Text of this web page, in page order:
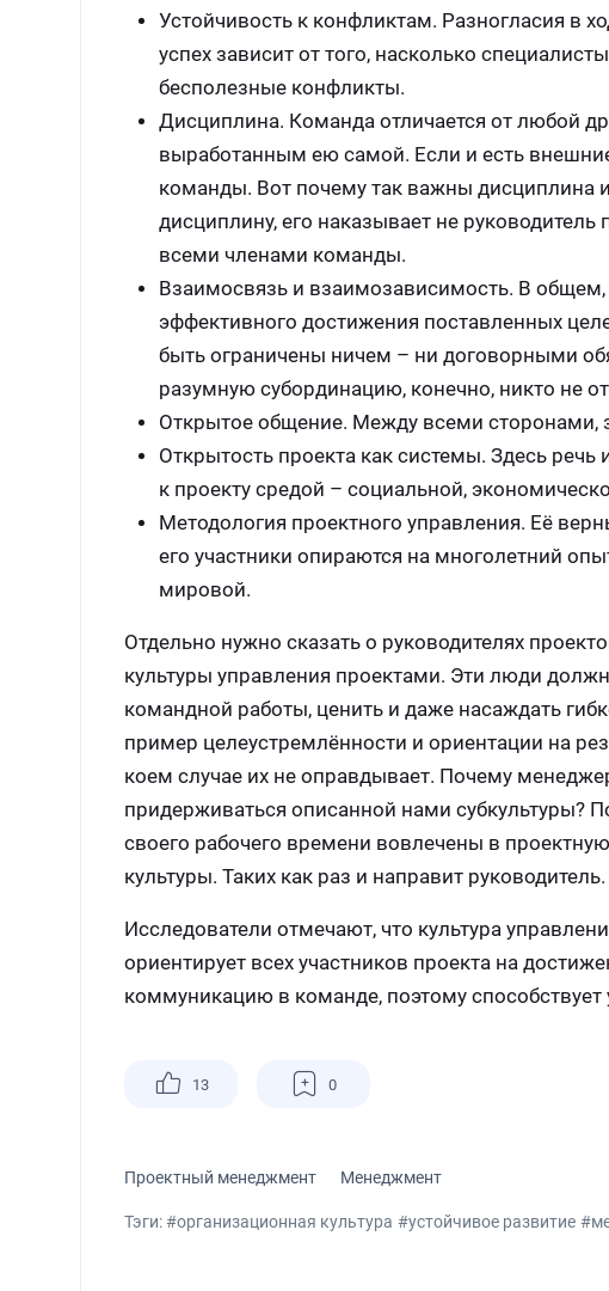
Устойчивость к конфликтам. Разногласия в
успех зависит от того, насколько
бесполезные конфликты.
Дисциплина. Команда отличается от любой
выработанным ею самой. Если и есть
команды. Вот почему так важны дисциплина
дисциплину, его наказывает не
всеми членами команды.
Взаимосвязь и взаимозависимость. В общем,
эффективного достижения поставленных
быть ограничены ничем – ни договорными
разумную субординацию, конечно, никто не
Открытое общение. Между всеми сторонами,
Открытость проекта как системы. Здесь
к проекту средой – социальной,
Методология проектного управления. Её
его участники опираются на многолетний
мировой.
Отдельно нужно сказать о руководителях
культуры управления проектами. Эти люди
командной работы, ценить и даже насаждать
пример целеустремлённости и ориентации на
коем случае их не оправдывает. Почему
придерживаться описанной нами субкультуры?
своего рабочего времени вовлечены в
культуры. Таких как раз и направит
Исследователи отмечают, что культура
ориентирует всех участников проекта на
коммуникацию в команде, поэтому
13 0
Проектный менеджмент Менеджмент
Тэги:#организационная культура #устойчивое развитие